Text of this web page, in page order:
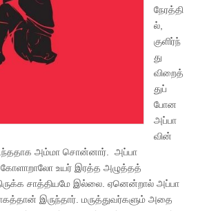
நேரத்தி
ல்,
குளிர்ந்
து
விறைத்
துப்
போன
அப்பா
வின்
அம்மா சொன்னார். அப்பா
உயர் இரத்த அழுத்தத்
சாத்தியமே இல்லை. ஏனென்றால் அப்பா
இருந்தார். மருத்துவர்களும் அதை